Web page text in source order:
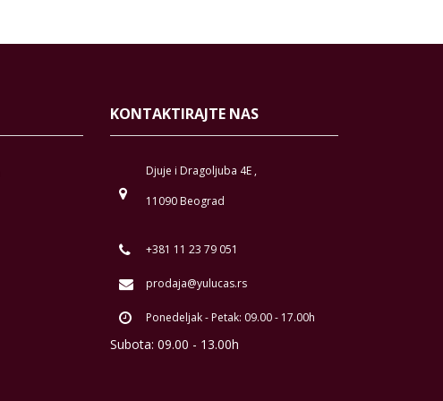
KONTAKTIRAJTE NAS
Djuje i Dragoljuba 4E ,
11090 Beograd
+381 11 23 79 051
prodaja@yulucas.rs
Ponedeljak - Petak: 09.00 - 17.00h
Subota: 09.00 - 13.00h